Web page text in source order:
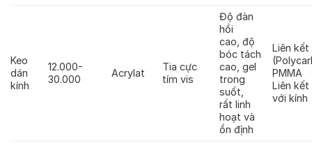
Keo
dán
kính
12.000-
30.000
Acrylat
Tia cực
tím vis
Độ đàn
hồi
cao, độ
bóc tách
cao, gel
trong
suốt,
rất linh
hoạt và
ổn định
Liên kết
PMMA
Liên kết
với kính